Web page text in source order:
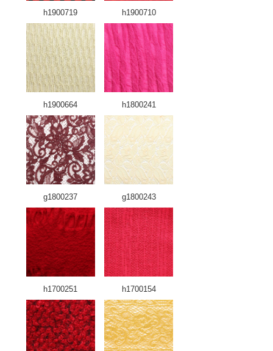
h1900719 h1900710
h1900664 h1800241
g1800237 g1800243
h1700251 h1700154